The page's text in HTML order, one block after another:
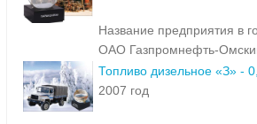
Название предприятия в
ОАО Газпромнефть-
Топливо дизельное «З» -
2007 год